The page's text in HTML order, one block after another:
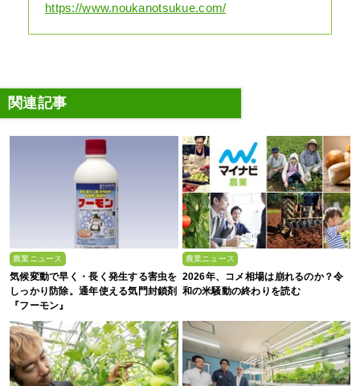
https://www.noukanotsukue.com/
関連記事
農業ニュース
気候変動で早く・長く発生する害虫を
しっかり防除。通年使える気門封鎖剤
『フーモン』
農業ニュース
2026年、コメ相場は崩れるのか？令
和の米騒動の終わりを読む